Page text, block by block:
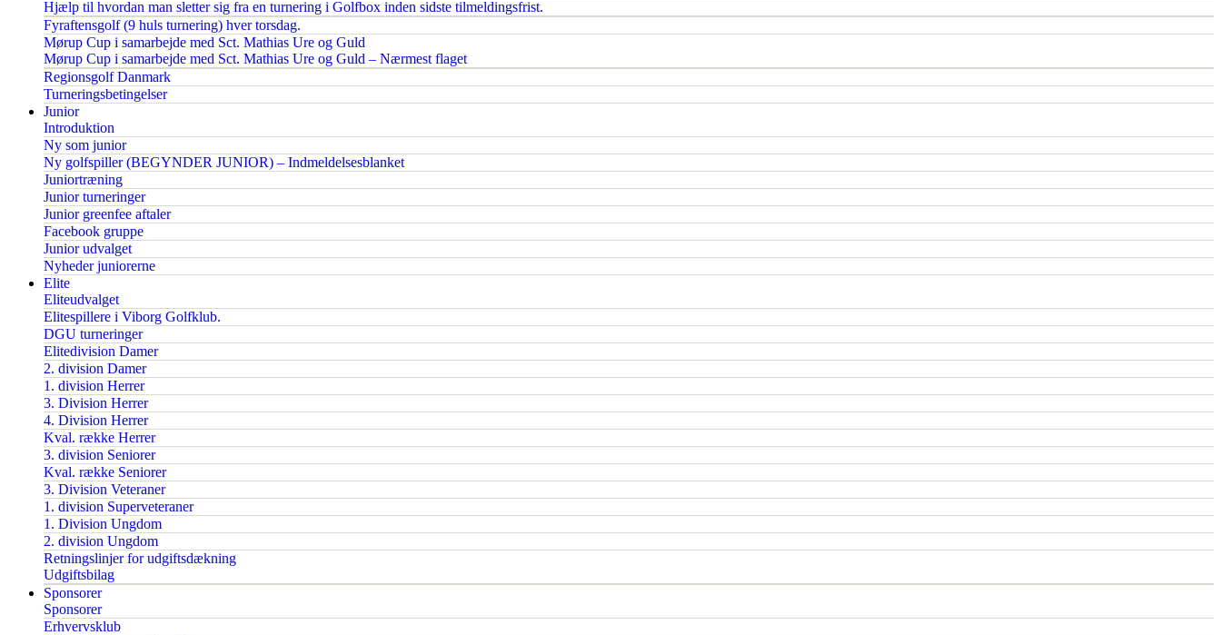
Hjælp til hvordan man sletter sig fra en turnering i Golfbox inden sidste tilmeldingsfrist.
Fyraftensgolf (9 huls turnering) hver torsdag.
Mørup Cup i samarbejde med Sct. Mathias Ure og Guld
Mørup Cup i samarbejde med Sct. Mathias Ure og Guld – Nærmest flaget
Regionsgolf Danmark
Turneringsbetingelser
Junior
Introduktion
Ny som junior
Ny golfspiller (BEGYNDER JUNIOR) – Indmeldelsesblanket
Juniortræning
Junior turneringer
Junior greenfee aftaler
Facebook gruppe
Junior udvalget
Nyheder juniorerne
Elite
Eliteudvalget
Elitespillere i Viborg Golfklub.
DGU turneringer
Elitedivision Damer
2. division Damer
1. division Herrer
3. Division Herrer
4. Division Herrer
Kval. række Herrer
3. division Seniorer
Kval. række Seniorer
3. Division Veteraner
1. division Superveteraner
1. Division Ungdom
2. division Ungdom
Retningslinjer for udgiftsdækning
Udgiftsbilag
Sponsorer
Sponsorer
Erhvervsklub